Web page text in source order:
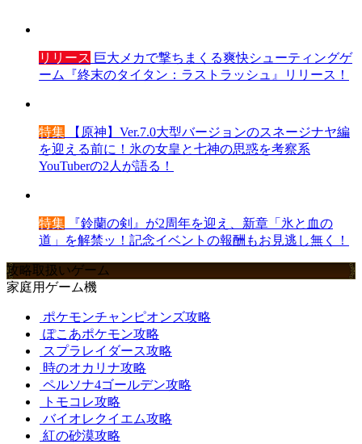
リリース 巨大メカで撃ちまくる爽快シューティングゲ
ーム『終末のタイタン：ラストラッシュ』リリース！
特集 【原神】Ver.7.0大型バージョンのスネージナヤ編
を迎える前に！氷の女皇と七神の思惑を考察系
YouTuberの2人が語る！
特集 『鈴蘭の剣』が2周年を迎え、新章「氷と血の
道」を解禁ッ！記念イベントの報酬もお見逃し無く！
攻略取扱いゲーム
家庭用ゲーム機
ポケモンチャンピオンズ攻略
ぽこあポケモン攻略
スプラレイダース攻略
時のオカリナ攻略
ペルソナ4ゴールデン攻略
トモコレ攻略
バイオレクイエム攻略
紅の砂漠攻略